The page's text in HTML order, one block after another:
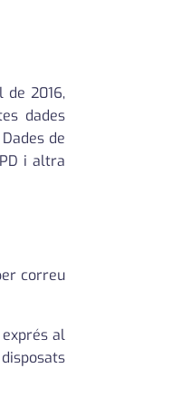
de 2016,
dades
de
i altra
correu
al